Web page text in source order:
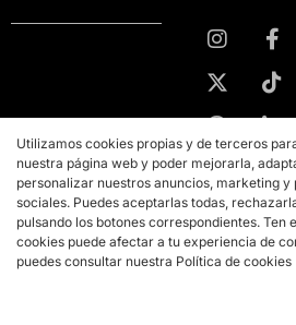
Utilizamos cookies propias y de terceros
nuestra página web y poder mejorarla,
personalizar nuestros anuncios, marketing y
sociales. Puedes aceptarlas todas,
pulsando los botones correspondientes. Ten
cookies puede afectar a tu experiencia de
puedes consultar nuestra Política de cookies